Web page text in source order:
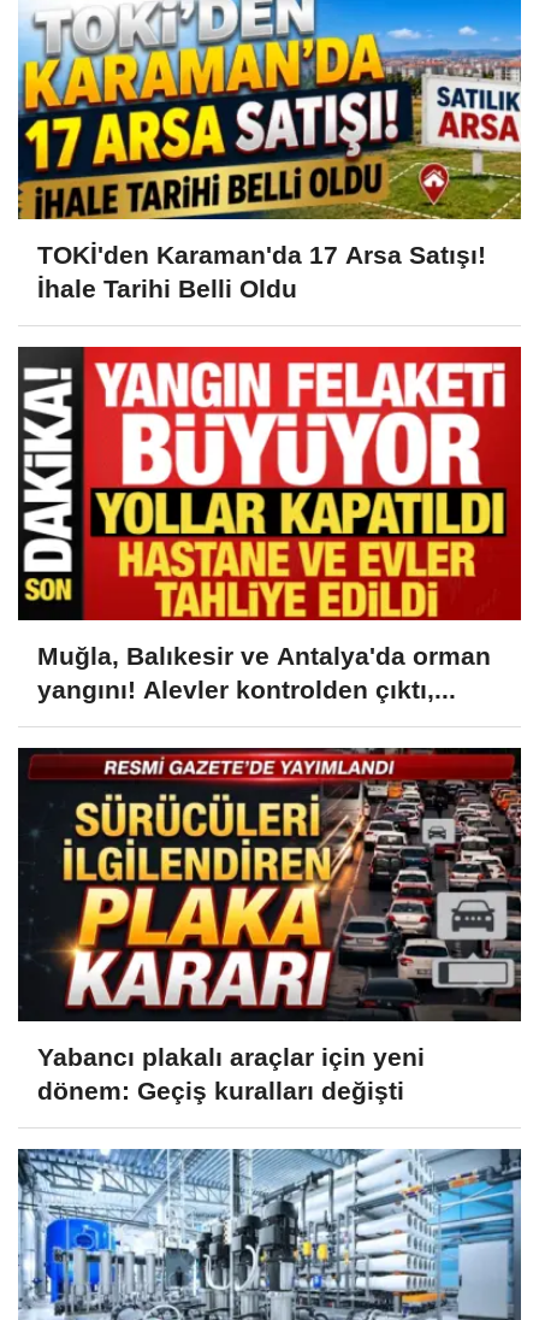
TOKİ'den Karaman'da 17 Arsa Satışı!
İhale Tarihi Belli Oldu
Muğla, Balıkesir ve Antalya'da orman
yangını! Alevler kontrolden çıktı,...
Yabancı plakalı araçlar için yeni
dönem: Geçiş kuralları değişti